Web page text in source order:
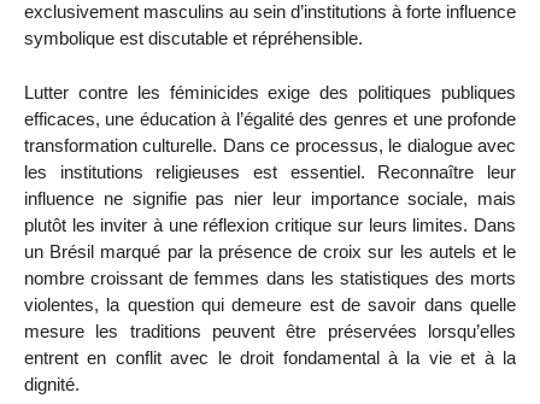
exclusivement masculins au sein d’institutions à forte influence
symbolique est discutable et répréhensible.
Lutter contre les féminicides exige des politiques publiques
efficaces, une éducation à l’égalité des genres et une profonde
transformation culturelle. Dans ce processus, le dialogue avec
les institutions religieuses est essentiel. Reconnaître leur
influence ne signifie pas nier leur importance sociale, mais
plutôt les inviter à une réflexion critique sur leurs limites. Dans
un Brésil marqué par la présence de croix sur les autels et le
nombre croissant de femmes dans les statistiques des morts
violentes, la question qui demeure est de savoir dans quelle
mesure les traditions peuvent être préservées lorsqu’elles
entrent en conflit avec le droit fondamental à la vie et à la
dignité.